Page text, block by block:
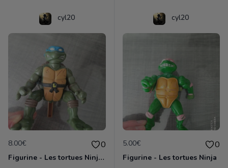
cyl20
8.00€ 0
Figurine - Les tortues Ninja - Leonardo
cyl20
5.00€ 0
Figurine - Les tortues Ninja